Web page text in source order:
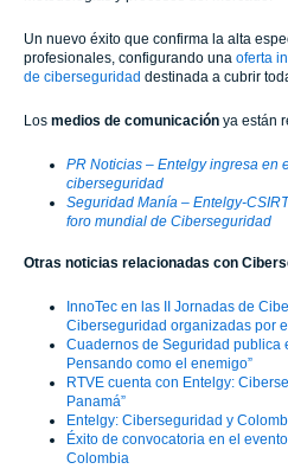
Un nuevo éxito que confirma la alta
profesionales, configurando una oferta
de ciberseguridad destinada a cubrir
Los medios de comunicación ya están
PR Noticias – Entelgy ingresa en
ciberseguridad
Seguridad Manía – Entelgy-
foro mundial de Ciberseguridad
Otras noticias relacionadas con
InnoTec en las II Jornadas de
Ciberseguridad organizadas por
Cuadernos de Seguridad publica
Pensando como el enemigo”
RTVE cuenta con Entelgy:
Panamá”
Entelgy: Ciberseguridad y
Éxito de convocatoria en el
Colombia